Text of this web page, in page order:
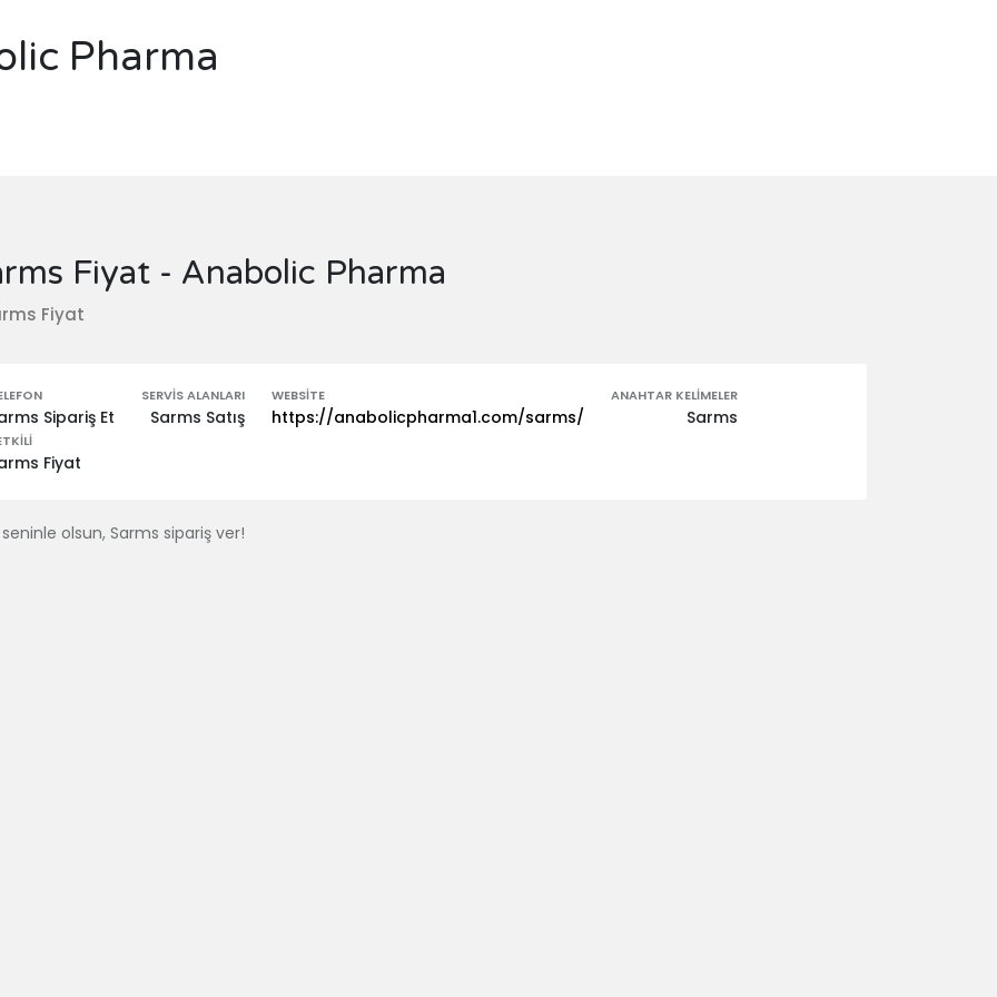
Pharma
Fiyat - Anabolic Pharma
Fiyat
Sipariş Et
SERVIS ALANLARI
Sarms Satış
WEBSITE
https://anabolicpharma1.com/sarms/
ANAHTAR KELIMELER
Sarms
Fiyat
olsun, Sarms sipariş ver!